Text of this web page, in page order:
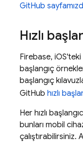
GitHub
Hızlı
Firebase, iOS'teki
başlangıç
başlangıç
GitHub hızlı
Her hızlı
bunları mobil
çalıştırabilirsiniz.